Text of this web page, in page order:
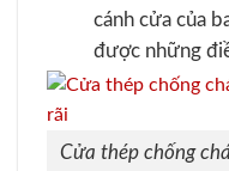
cánh cửa của
được những
Cửa thép chống